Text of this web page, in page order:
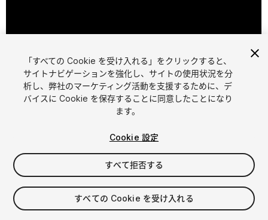
1/ 11
$99
シート 1
「すべての Cookie を受け入れる」をクリックすると、
サイトナビゲーションを強化し、サイトの使用状況を分
析し、弊社のマーケティング活動を支援するために、デ
バイスに Cookie を保存することに同意したことになり
ます。
Cookie 設定
すべて拒否する
すべての Cookie を受け入れる